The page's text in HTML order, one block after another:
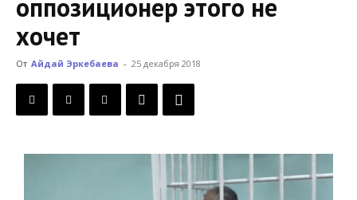
Кыргызстана
оппозиционер этого не
хочет
От Айдай Эркебаева - 25 декабря 2018